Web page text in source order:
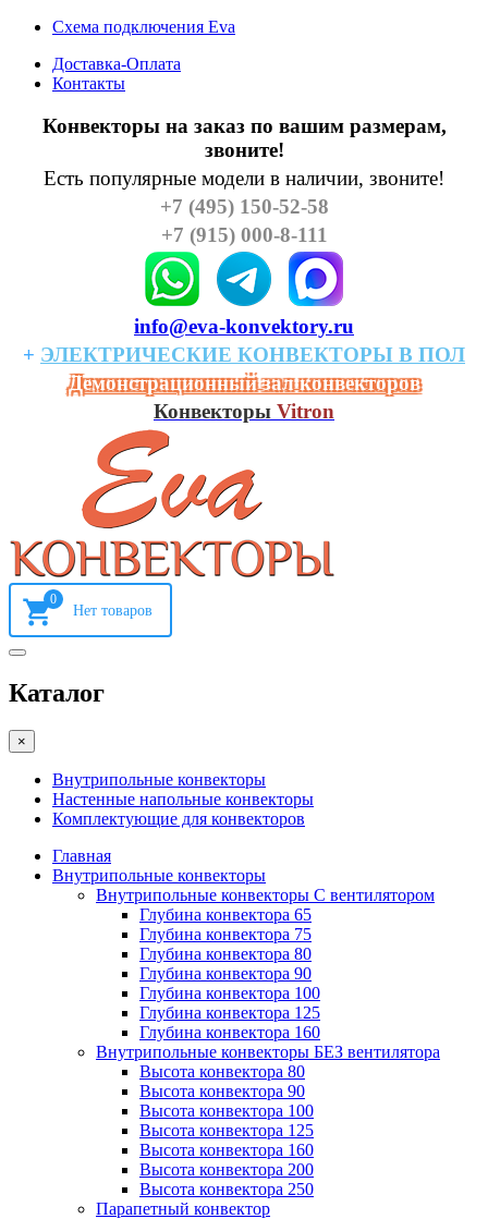
Схема подключения Eva
Доставка-Оплата
Контакты
Конвекторы на заказ по вашим размерам,
звоните!
Есть популярные модели в наличии, звоните!
+7 (495) 150-52-58
+7 (915) 000-8-111
info@eva-konvektory.ru
+ ЭЛЕКТРИЧЕСКИЕ КОHВЕКТОРЫ В ПОЛ
Демонстрационный зал конвекторов
Конвекторы Vitron
0
Каталог
×
Внутрипольные конвекторы
Настенные напольные конвекторы
Комплектующие для конвекторов
Главная
Внутрипольные конвекторы
Внутрипольные конвекторы С вентилятором
Глубина конвектора 65
Глубина конвектора 75
Глубина конвектора 80
Глубина конвектора 90
Глубина конвектора 100
Глубина конвектора 125
Глубина конвектора 160
Внутрипольные конвекторы БЕЗ вентилятора
Высота конвектора 80
Высота конвектора 90
Высота конвектора 100
Высота конвектора 125
Высота конвектора 160
Высота конвектора 200
Высота конвектора 250
Парапетный конвектор